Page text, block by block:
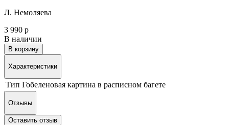
Л. Немоляева
3 990 р
В наличии
В корзину
Характеристики
Тип Гобеленовая картина в расписном багете
Отзывы
Оставить отзыв